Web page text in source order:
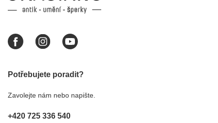
Potřebujete poradit?
Zavolejte nám nebo napište.
+420 725 336 540